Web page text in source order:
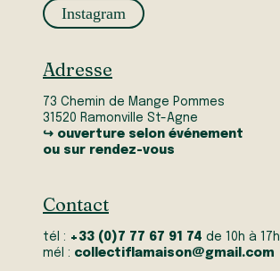
Instagram
Adresse
73 Chemin de Mange Pommes
31520 Ramonville St-Agne
↪ ouverture selon événement
ou sur rendez-vous
Contact
tél : +33 (0)7 77 67 91 74 de 10h à 17h
mél : collectiflamaison@gmail.com